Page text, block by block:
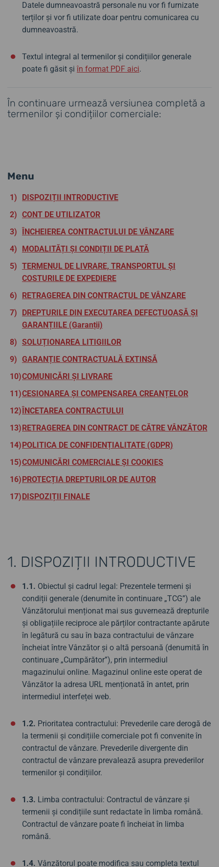
Datele dumneavoastră personale nu vor fi furnizate
terților și vor fi utilizate doar pentru comunicarea cu
dumneavoastră.
Textul integral al termenilor și condițiilor generale
poate fi găsit și în format PDF aici.
În continuare urmează versiunea completă a
termenilor și condițiilor comerciale:
Menu
DISPOZIȚII INTRODUCTIVE
CONT DE UTILIZATOR
ÎNCHEIEREA CONTRACTULUI DE VÂNZARE
MODALITĂȚI ȘI CONDIȚII DE PLATĂ
TERMENUL DE LIVRARE, TRANSPORTUL ȘI
COSTURILE DE EXPEDIERE
RETRAGEREA DIN CONTRACTUL DE VÂNZARE
DREPTURILE DIN EXECUTAREA DEFECTUOASĂ ȘI
GARANȚIILE (Garanții)
SOLUȚIONAREA LITIGIILOR
GARANȚIE CONTRACTUALĂ EXTINSĂ
COMUNICĂRI ȘI LIVRARE
CESIONAREA ȘI COMPENSAREA CREANȚELOR
ÎNCETAREA CONTRACTULUI
RETRAGEREA DIN CONTRACT DE CĂTRE VÂNZĂTOR
POLITICA DE CONFIDENȚIALITATE (GDPR)
COMUNICĂRI COMERCIALE ȘI COOKIES
PROTECȚIA DREPTURILOR DE AUTOR
DISPOZIȚII FINALE
1. DISPOZIȚII INTRODUCTIVE
1.1. Obiectul și cadrul legal: Prezentele termeni și
condiții generale (denumite în continuare „TCG”) ale
Vânzătorului menționat mai sus guvernează drepturile
și obligațiile reciproce ale părților contractante apărute
în legătură cu sau în baza contractului de vânzare
încheiat între Vânzător și o altă persoană (denumită în
continuare „Cumpărător”), prin intermediul
magazinului online. Magazinul online este operat de
Vânzător la adresa URL menționată în antet, prin
intermediul interfeței web.
1.2. Prioritatea contractului: Prevederile care derogă de
la termenii și condițiile comerciale pot fi convenite în
contractul de vânzare. Prevederile divergente din
contractul de vânzare prevalează asupra prevederilor
termenilor și condițiilor.
1.3. Limba contractului: Contractul de vânzare și
termenii și condițiile sunt redactate în limba română.
Contractul de vânzare poate fi încheiat în limba
română.
1.4. Vânzătorul poate modifica sau completa textul